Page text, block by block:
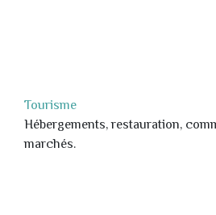
Tourisme
Hébergements, restauration,
marchés.